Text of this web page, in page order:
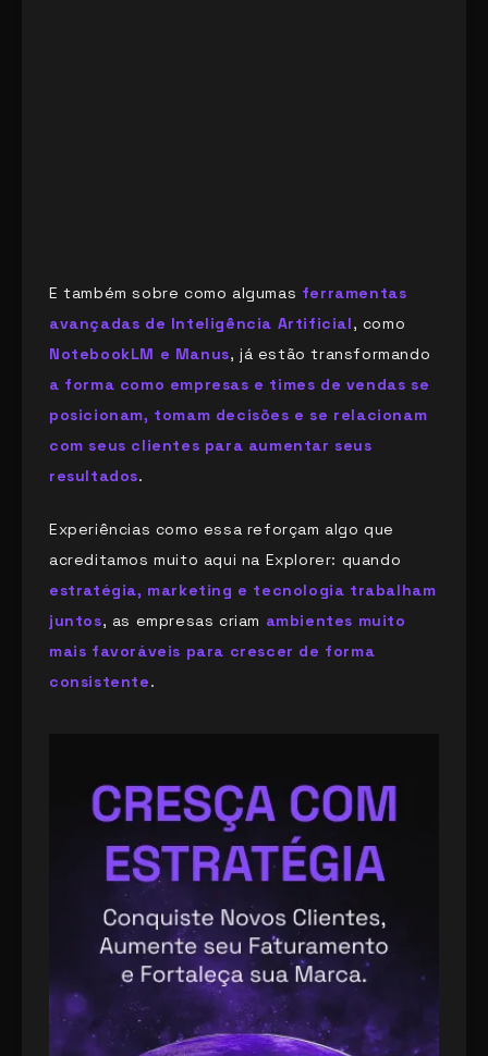
E também sobre como algumas ferramentas
avançadas de Inteligência Artificial, como
NotebookLM e Manus, já estão transformando
a forma como empresas e times de vendas se
posicionam, tomam decisões e se relacionam
com seus clientes para aumentar seus
resultados.
Experiências como essa reforçam algo que
acreditamos muito aqui na Explorer: quando
estratégia, marketing e tecnologia trabalham
juntos, as empresas criam ambientes muito
mais favoráveis para crescer de forma
consistente.